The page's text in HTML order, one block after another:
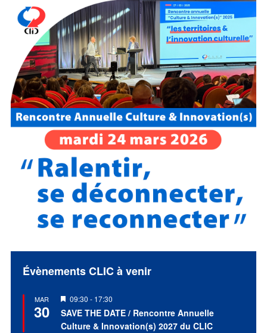
Évènements CLIC à venir
MAR
30
Mis
en
avant
09:30 - 17:30
SAVE THE DATE / Rencontre Annuelle
Culture & Innovation(s) 2027 du CLIC